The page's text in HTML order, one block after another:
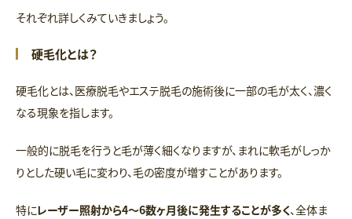
それぞれ詳しくみていきましょう。
硬毛化とは？
硬毛化とは、医療脱毛やエステ脱毛の施術後に一部の毛が太く、濃く
なる現象を指します。
一般的に脱毛を行うと毛が薄く細くなりますが、まれに軟毛がしっか
りとした硬い毛に変わり、毛の密度が増すことがあります。
特にレーザー照射から4〜6数ヶ月後に発生することが多く、全体ま